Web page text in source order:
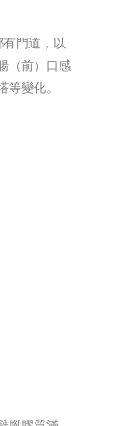
門道，以
（前）口感
變化。